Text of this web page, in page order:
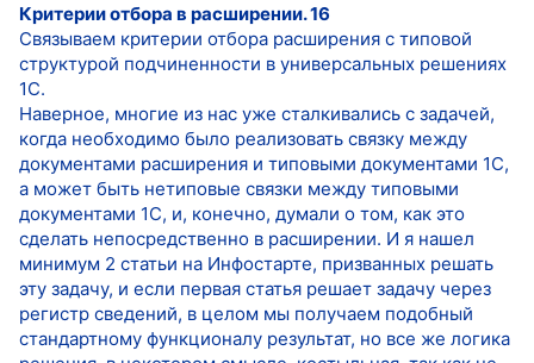
Критерии отбора в расширении. 16
Связываем критерии отбора расширения с типовой
структурой подчиненности в универсальных решениях
1С.
Наверное, многие из нас уже сталкивались с задачей,
когда необходимо было реализовать связку между
документами расширения и типовыми документами 1С,
а может быть нетиповые связки между типовыми
документами 1С, и, конечно, думали о том, как это
сделать непосредственно в расширении. И я нашел
минимум 2 статьи на Инфостарте, призванных решать
эту задачу, и если первая статья решает задачу через
регистр сведений, в целом мы получаем подобный
стандартному функционалу результат, но все же логика